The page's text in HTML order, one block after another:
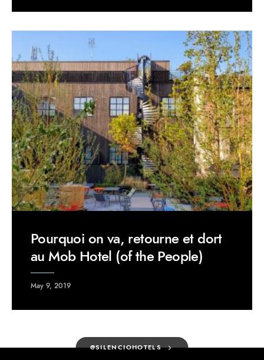
Pourquoi on va, retourne et dort
au Mob Hotel (of the People)
May 9, 2019
@SILENCIOHOTELS